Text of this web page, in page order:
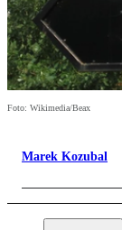
Foto: Wikimedia/Beax
Marek Kozubal